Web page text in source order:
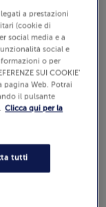
ricetta francese ,
unico,
nell'impasto.
antipasti,
carpacci.
a prestazioni
(cookie di
social media e a
social e
o per
SUI COOKIE'
Web. Potrai
il pulsante
Clicca qui per la
tutti